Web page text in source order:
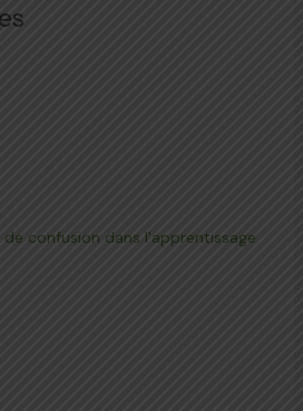
confusion dans l'apprentissage